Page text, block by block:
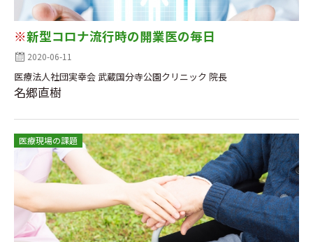
※新型コロナ流行時の開業医の毎日
2020-06-11
医療法人社団実幸会 武蔵国分寺公園クリニック 院長
名郷直樹
医療現場の課題